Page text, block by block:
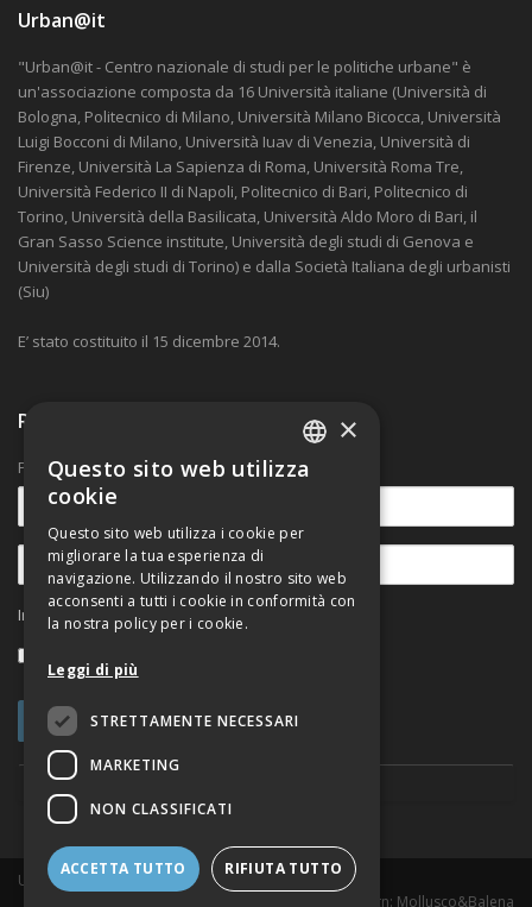
Urban@it
"Urban@it - Centro nazionale di studi per le politiche urbane" è
un'associazione composta da 16 Università italiane (Università di
Bologna, Politecnico di Milano, Università Milano Bicocca, Università
Luigi Bocconi di Milano, Università Iuav di Venezia, Università di
Firenze, Università La Sapienza di Roma, Università Roma Tre,
Università Federico II di Napoli, Politecnico di Bari, Politecnico di
Torino, Università della Basilicata, Università Aldo Moro di Bari, il
Gran Sasso Science institute, Università degli studi di Genova e
Università degli studi di Torino) e dalla Società Italiana degli urbanisti
(Siu)
E’ stato costituito il 15 dicembre 2014.
Ricevi nostre comunicazioni
Per rimanere aggiornato sulle novità.
Informativa sul trattamento dei dati personali
Urban@it Viale del Risorgimento, 2 - 40136 Bologna
Web Design: Mollusco&Balena
ITALIAN
×
Questo sito web utilizza
cookie
Questo sito web utilizza i cookie per
migliorare la tua esperienza di
navigazione. Utilizzando il nostro sito web
acconsenti a tutti i cookie in conformità con
la nostra policy per i cookie.
Leggi di più
STRETTAMENTE NECESSARI
MARKETING
NON CLASSIFICATI
ACCETTA TUTTO RIFIUTA TUTTO